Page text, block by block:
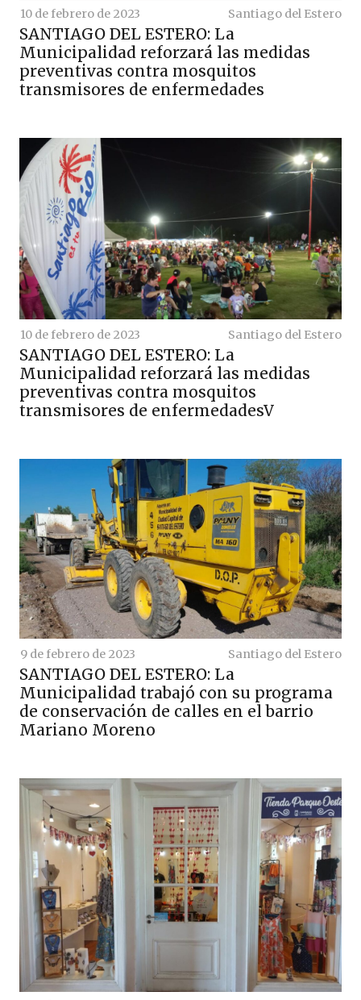
10 de febrero de 2023 Santiago del Estero
SANTIAGO DEL ESTERO: La
Municipalidad reforzará las medidas
preventivas contra mosquitos
transmisores de enfermedades
10 de febrero de 2023 Santiago del Estero
SANTIAGO DEL ESTERO: La
Municipalidad reforzará las medidas
preventivas contra mosquitos
transmisores de enfermedadesV
9 de febrero de 2023 Santiago del Estero
SANTIAGO DEL ESTERO: La
Municipalidad trabajó con su programa
de conservación de calles en el barrio
Mariano Moreno